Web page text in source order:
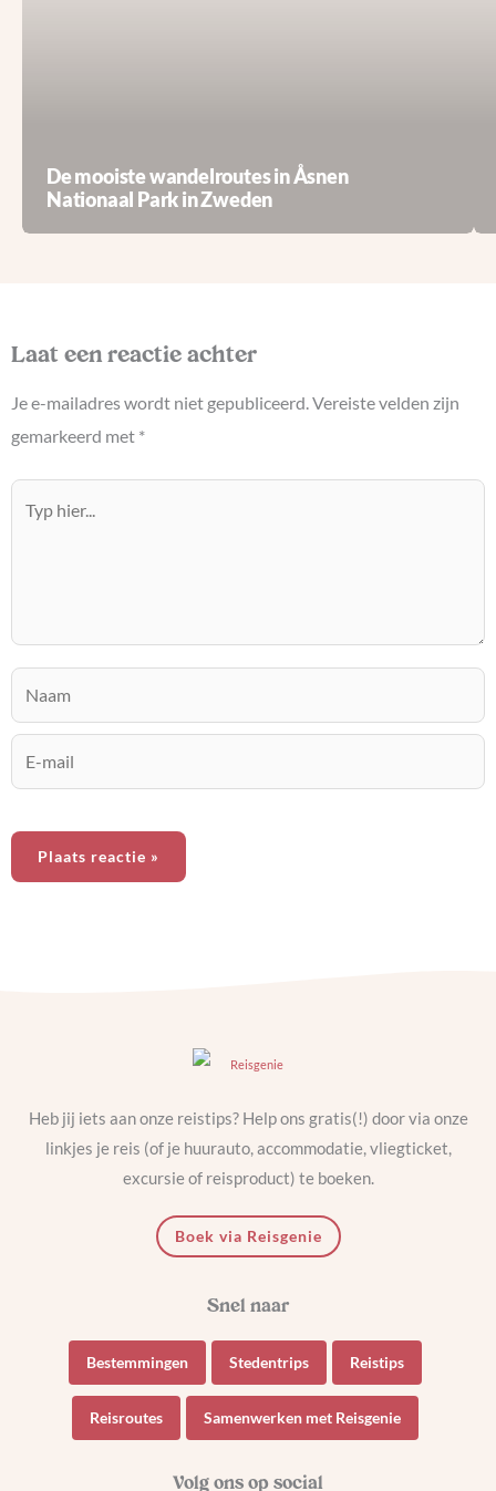
De mooiste wandelroutes in Åsnen
Nationaal Park in Zweden
Laat een reactie achter
Je e-mailadres wordt niet gepubliceerd.Vereiste velden zijn
gemarkeerd met *
hier...
mail
Heb jij iets aan onze reistips? Help ons gratis(!) door via onze
linkjes je reis (of je huurauto, accommodatie, vliegticket,
excursie of reisproduct) te boeken.
Boek via Reisgenie
Bestemmingen Stedentrips Reistips
Reisroutes Samenwerken met Reisgenie